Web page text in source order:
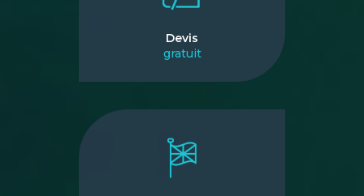
Devis
gratuit